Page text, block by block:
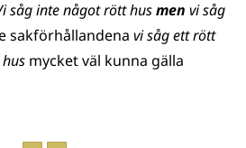
såg inte något rött husmen vi såg
sakförhållandena vi såg ett rött
mycket väl kunna gälla